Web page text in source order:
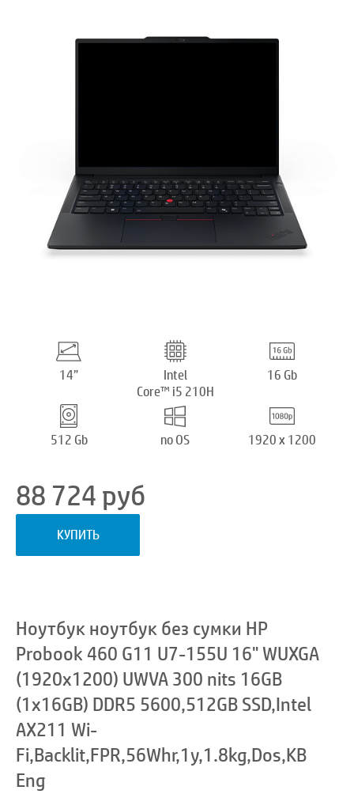
14”
Intel
Core™ i5 210H
16 Gb
512 Gb no OS 1920 x 1200
88 724руб
КУПИТЬ
Ноутбук ноутбук без сумки HP
Probook 460 G11 U7-155U 16" WUXGA
(1920x1200) UWVA 300 nits 16GB
(1x16GB) DDR5 5600,512GB SSD,Intel
AX211 Wi-
Fi,Backlit,FPR,56Whr,1y,1.8kg,Dos,KB
Eng